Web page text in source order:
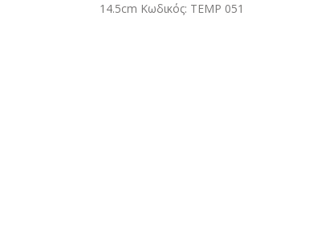
14.5cm Κωδικός: TEMP 051